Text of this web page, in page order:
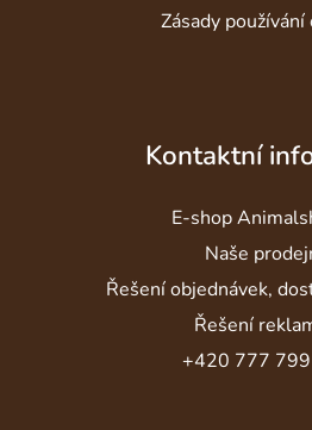
Zásady používání
Kontaktní
E-shop
Naše
Řešení objednávek,
Řešení
+420 777